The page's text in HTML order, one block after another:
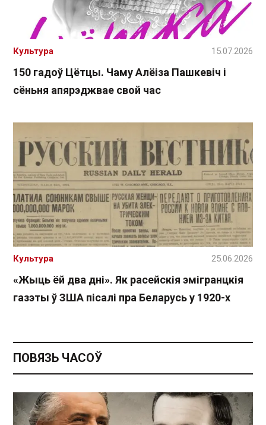
150 гадоў Цётцы. Чаму Алёіза Пашкевіч і
сёньня апярэджвае свой час
Культура 15.07.2026
«Жыць ёй два дні». Як расейскія эмігранцкія
газэты ў ЗША пісалі пра Беларусь у 1920-х
Культура 25.06.2026
ПОВЯЗЬ ЧАСОЎ